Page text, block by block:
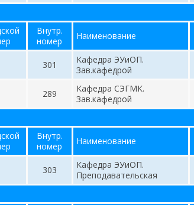
Внутр.
номер
Наименование
301
Кафедра ЭУиОП.
Зав.кафедрой
289
Кафедра СЭГМК.
Зав.кафедрой
Внутр.
номер
Наименование
303
Кафедра ЭУиОП.
Преподавательская